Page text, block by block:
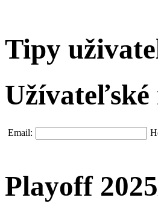
Tipy
Užívateľské
Email:
Playoff